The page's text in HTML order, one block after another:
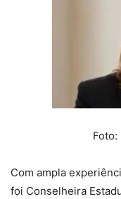
Foto:
Com ampla
foi Conselheira